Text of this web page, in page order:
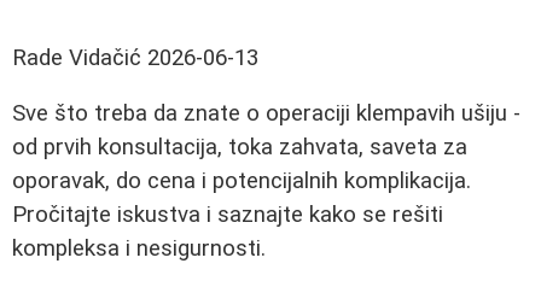
Rade Vidačić 2026-06-13
Sve što treba da znate o operaciji klempavih ušiju -
od prvih konsultacija, toka zahvata, saveta za
oporavak, do cena i potencijalnih komplikacija.
Pročitajte iskustva i saznajte kako se rešiti
kompleksa i nesigurnosti.